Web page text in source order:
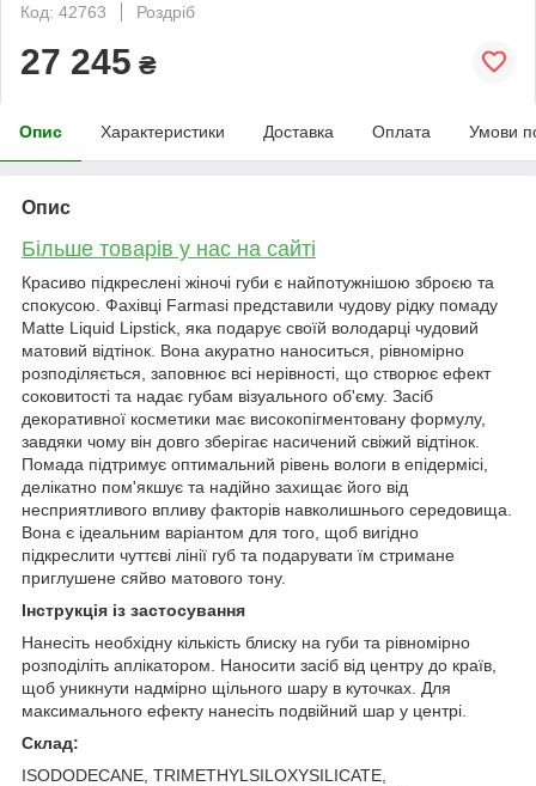
Код: 42763
Роздріб
27 245 ₴
Опис Характеристики Доставка Оплата Умови
Опис
Більше товарів у нас на сайті
Красиво підкреслені жіночі губи є найпотужнішою зброєю та
спокусою. Фахівці Farmasi представили чудову рідку помаду
Matte Liquid Lipstick, яка подарує своїй володарці чудовий
матовий відтінок. Вона акуратно наноситься, рівномірно
розподіляється, заповнює всі нерівності, що створює ефект
соковитості та надає губам візуального об'єму. Засіб
декоративної косметики має високопігментовану формулу,
завдяки чому він довго зберігає насичений свіжий відтінок.
Помада підтримує оптимальний рівень вологи в епідермісі,
делікатно пом'якшує та надійно захищає його від
несприятливого впливу факторів навколишнього середовища.
Вона є ідеальним варіантом для того, щоб вигідно
підкреслити чуттєві лінії губ та подарувати їм стримане
приглушене сяйво матового тону.
Інструкція із застосування
Нанесіть необхідну кількість блиску на губи та рівномірно
розподіліть аплікатором. Наносити засіб від центру до країв,
щоб уникнути надмірно щільного шару в куточках. Для
максимального ефекту нанесіть подвійний шар у центрі.
Склад:
ISODODECANE, TRIMETHYLSILOXYSILICATE,